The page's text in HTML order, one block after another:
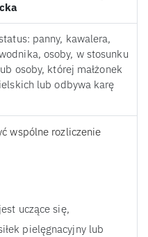
panny, kawalera,
osoby, w stosunku
osoby, której małżonek
lub odbywa karę
wspólne rozliczenie
uczące się,
pielęgnacyjny lub